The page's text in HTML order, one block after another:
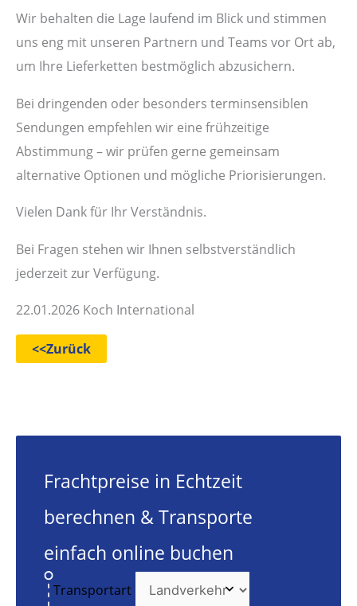
Wir behalten die Lage laufend im Blick und stimmen
uns eng mit unseren Partnern und Teams vor Ort ab,
um Ihre Lieferketten bestmöglich abzusichern.
Bei dringenden oder besonders terminsensiblen
Sendungen empfehlen wir eine frühzeitige
Abstimmung – wir prüfen gerne gemeinsam
alternative Optionen und mögliche Priorisierungen.
Vielen Dank für Ihr Verständnis.
Bei Fragen stehen wir Ihnen selbstverständlich
jederzeit zur Verfügung.
22.01.2026 Koch International
<<Zurück
Frachtpreise in Echtzeit
berechnen & Transporte
einfach online buchen
Transportart